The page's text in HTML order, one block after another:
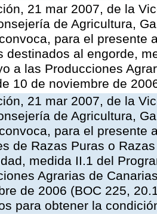
21 mar 2007, de la
de Agricultura,
para el presente
destinados al engorde,
a las Producciones
10 de noviembre de
21 mar 2007, de la
de Agricultura,
para el presente
de Razas Puras o
medida II.1 del
Agrarias de
de 2006 (BOC 225,
para obtener la